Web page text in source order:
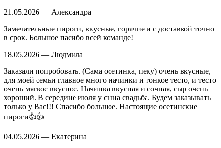
21.05.2026 — Александра
Замечательные пироги, вкусные, горячие и с доставкой точно
в срок. Большое пасибо всей команде!
18.05.2026 — Людмила
Заказали попробовать. (Сама осетинка, пеку) очень вкусные,
для моей семьи главное много начинки и тонкое тесто, и тесто
очень мягкое вкусное. Начинка вкусная и сочная, сыр очень
хороший. В середине июля у сына свадьба. Будем заказывать
только у Вас!!! Спасибо большое. Настоящие осетинские
пироги👍👍
04.05.2026 — Екатерина